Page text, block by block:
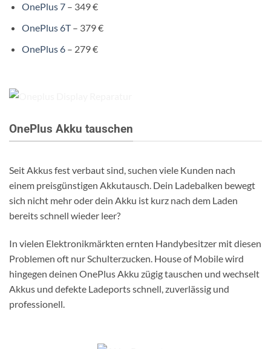
OnePlus 7– 349 €
OnePlus 6T– 379 €
OnePlus 6– 279 €
OnePlus Akku tauschen
Seit Akkus fest verbaut sind, suchen viele Kunden nach
einem preisgünstigen Akkutausch. Dein Ladebalken bewegt
sich nicht mehr oder dein Akku ist kurz nach dem Laden
bereits schnell wieder leer?
In vielen Elektronikmärkten ernten Handybesitzer mit diesen
Problemen oft nur Schulterzucken. House of Mobile wird
hingegen deinen OnePlus Akku zügig tauschen und wechselt
Akkus und defekte Ladeports schnell, zuverlässig und
professionell.